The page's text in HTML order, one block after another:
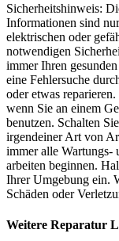
Sicherheitshinweis:
Informationen sind
elektrischen oder
notwendigen
immer Ihren
eine Fehlersuche
oder etwas
wenn Sie an einem
benutzen. Schalten
irgendeiner Art von
immer alle Wartungs-
arbeiten beginnen.
Ihrer Umgebung ein.
Schäden oder
Weitere Reparatur